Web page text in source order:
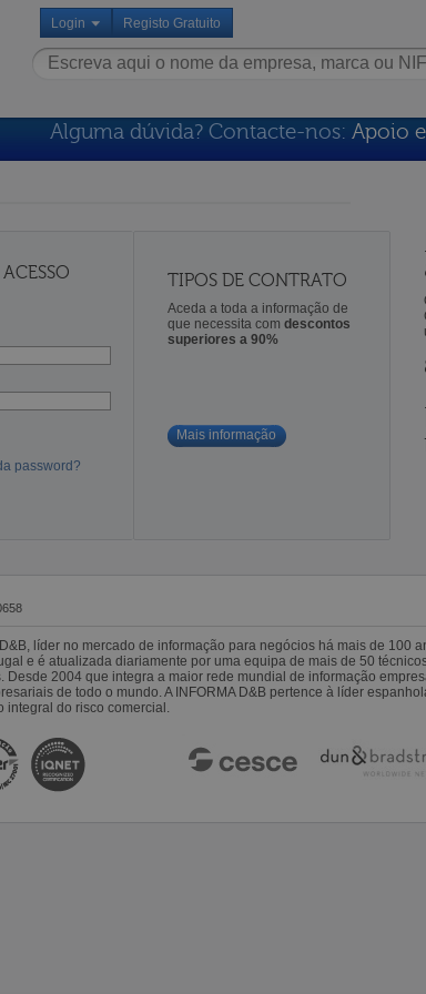
Login Registo Gratuito
Alguma dúvida? Contacte-nos: Apoio
password?
TIPOS DE CONTRATO
Aceda a toda a informação de
que necessita comdescontos
superiores a 90%
Mais informação
líder no mercado de informação para negócios há mais de 100
e é atualizada diariamente por uma equipa de mais de 50
2004 que integra a maior rede mundial de informação
de todo o mundo. A INFORMA D&B pertence à líder
integral do risco comercial.